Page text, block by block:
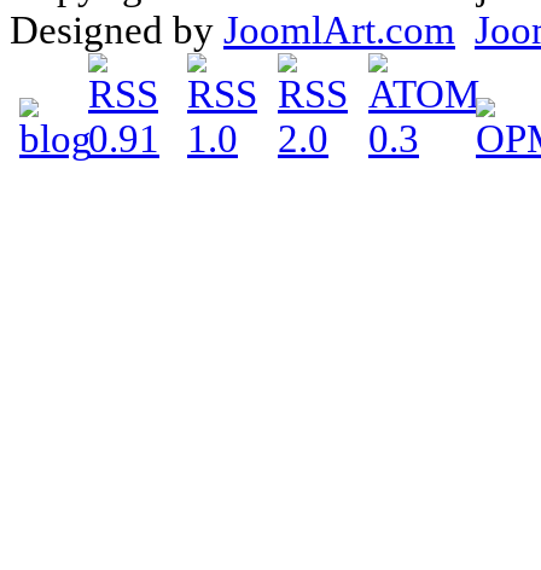
Designed by JoomlArt.com